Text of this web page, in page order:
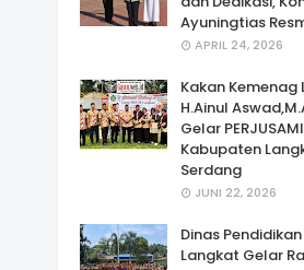
Ayuningtias
APRIL 24, 2026
Kakan Kemenag
H.Ainul
Gelar
Kabupaten
Serdang
JUNI 22, 2026
Dinas
Langkat Gelar